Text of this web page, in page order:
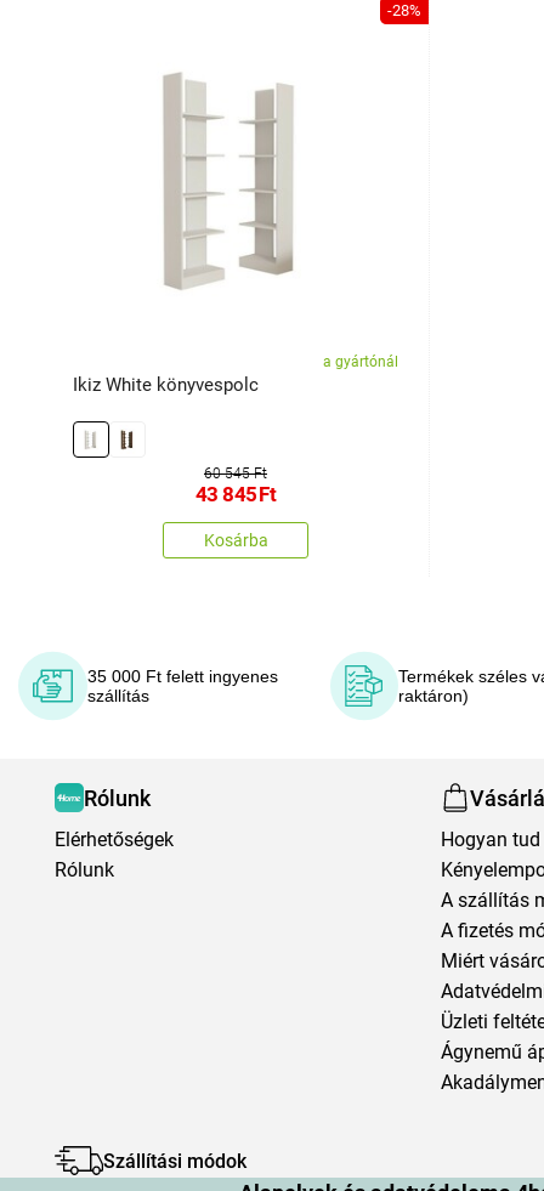
-28%
a gyártónál
Ikiz White könyvespolc
60 545 Ft
43 845Ft
Kosárba
35 000 Ft felett ingyenes
szállítás
Termékek széles
raktáron)
Rólunk
Elérhetőségek
Rólunk
Hogyan
A szállítás
A fizetés
Miért
Üzleti
Ágynemű
Szállítási módok